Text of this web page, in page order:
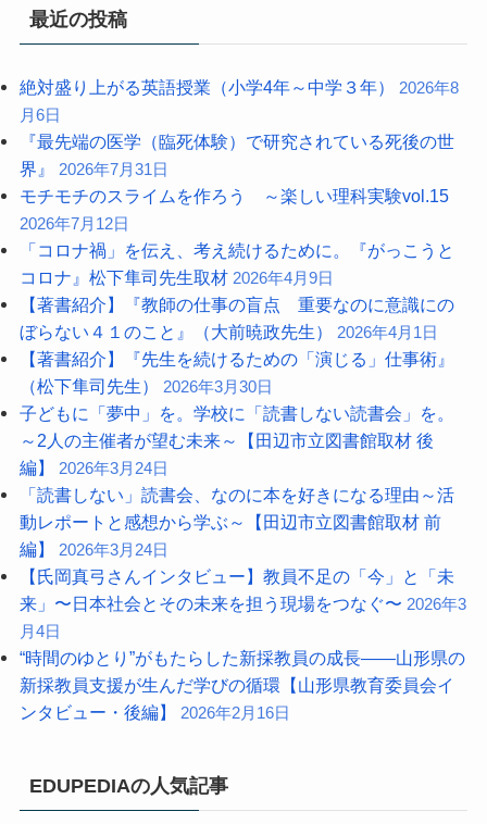
最近の投稿
絶対盛り上がる英語授業（小学4年～中学３年）
2026年8
月6日
『最先端の医学（臨死体験）で研究されている死後の世
界』
2026年7月31日
モチモチのスライムを作ろう ～楽しい理科実験vol.15
2026年7月12日
「コロナ禍」を伝え、考え続けるために。『がっこうと
コロナ』松下隼司先生取材 2026年4月9日
【著書紹介】『教師の仕事の盲点 重要なのに意識にの
ぼらない４１のこと』（大前暁政先生）
2026年4月1日
【著書紹介】『先生を続けるための「演じる」仕事術』
（松下隼司先生）
2026年3月30日
子どもに「夢中」を。学校に「読書しない読書会」を。
～2人の主催者が望む未来～【田辺市立図書館取材 後
編】
2026年3月24日
「読書しない」読書会、なのに本を好きになる理由～活
動レポートと感想から学ぶ～【田辺市立図書館取材 前
編】
2026年3月24日
【氏岡真弓さんインタビュー】教員不足の「今」と「未
来」〜日本社会とその未来を担う現場をつなぐ〜 2026年3
月4日
“時間のゆとり”がもたらした新採教員の成長――山形県の
新採教員支援が生んだ学びの循環【山形県教育委員会イ
ンタビュー・後編】
2026年2月16日
EDUPEDIAの人気記事